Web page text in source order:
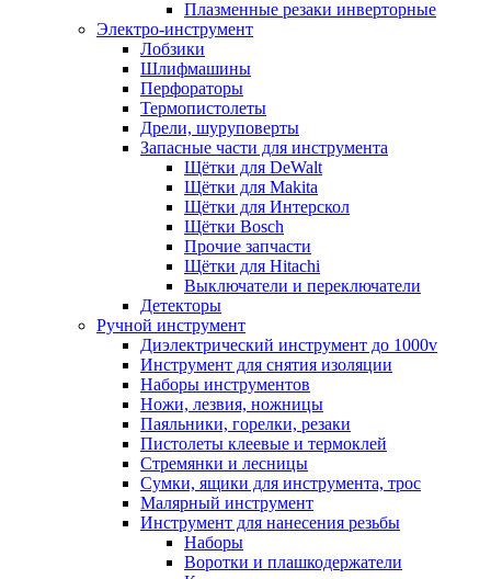
Плазменные резаки инверторные
Электро-инструмент
Лобзики
Шлифмашины
Перфораторы
Термопистолеты
Дрели, шуруповерты
Запасные части для инструмента
Щётки для DeWalt
Щётки для Makita
Щётки для Интерскол
Щётки Bosch
Прочие запчасти
Щётки для Hitachi
Выключатели и переключатели
Детекторы
Ручной инструмент
Диэлектрический инструмент до 1000v
Инструмент для снятия изоляции
Наборы инструментов
Ножи, лезвия, ножницы
Паяльники, горелки, резаки
Пистолеты клеевые и термоклей
Стремянки и лесницы
Сумки, ящики для инструмента, трос
Малярный инструмент
Инструмент для нанесения резьбы
Наборы
Воротки и плашкодержатели